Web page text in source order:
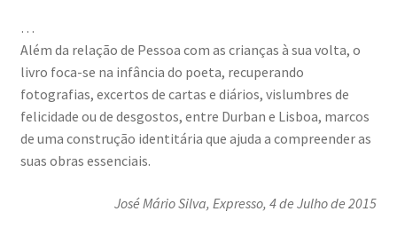
…
Além da relação de Pessoa com as crianças à sua volta, o
livro foca-se na infância do poeta, recuperando
fotografias, excertos de cartas e diários, vislumbres de
felicidade ou de desgostos, entre Durban e Lisboa, marcos
de uma construção identitária que ajuda a compreender as
suas obras essenciais.
José Mário Silva, Expresso, 4 de Julho de 2015